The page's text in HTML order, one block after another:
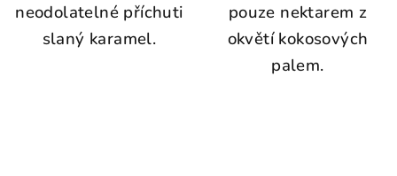
neodolatelné příchuti
slaný karamel.
pouze nektarem z
okvětí kokosových
palem.